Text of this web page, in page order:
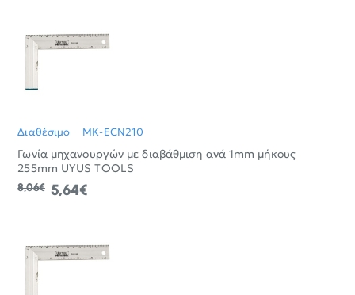
Διαθέσιμο MK-ECN210
Γωνία μηχανουργών με διαβάθμιση ανά 1mm μήκους
255mm UYUS TOOLS
5,64€
8,06€